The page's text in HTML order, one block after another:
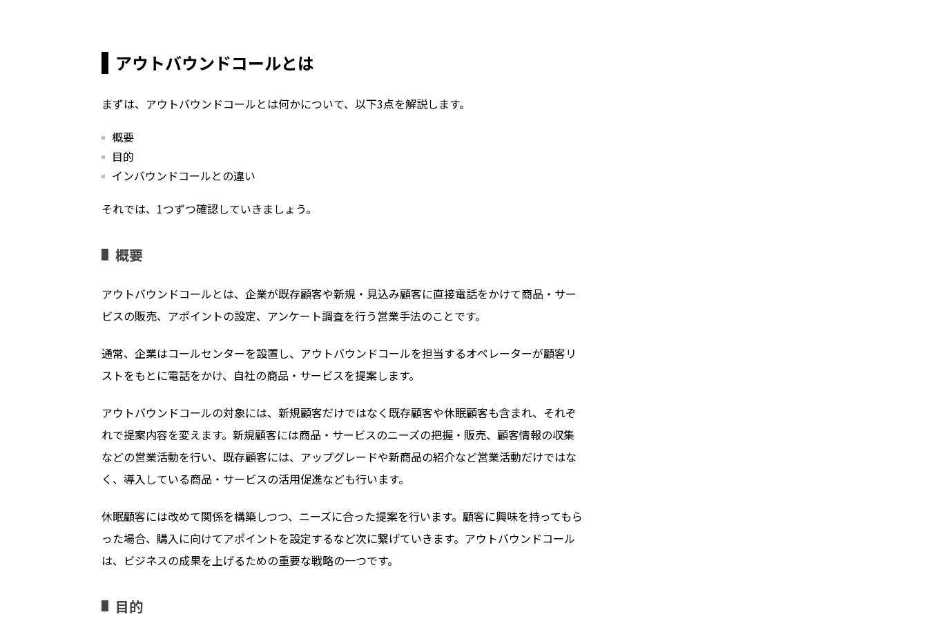
アウトバウンドコールとは
まずは、アウトバウンドコールとは何かについて、以下3点を解説します。
概要
目的
インバウンドコールとの違い
それでは、1つずつ確認していきましょう。
概要
アウトバウンドコールとは、企業が既存顧客や新規・見込み顧客に直接電話をかけて商品・サー
ビスの販売、アポイントの設定、アンケート調査を行う営業手法のことです。
通常、企業はコールセンターを設置し、アウトバウンドコールを担当するオペレーターが顧客リ
ストをもとに電話をかけ、自社の商品・サービスを提案します。
アウトバウンドコールの対象には、新規顧客だけではなく既存顧客や休眠顧客も含まれ、それぞ
れで提案内容を変えます。新規顧客には商品・サービスのニーズの把握・販売、顧客情報の収集
などの営業活動を行い、既存顧客には、アップグレードや新商品の紹介など営業活動だけではな
く、導入している商品・サービスの活用促進なども行います。
休眠顧客には改めて関係を構築しつつ、ニーズに合った提案を行います。顧客に興味を持ってもら
った場合、購入に向けてアポイントを設定するなど次に繋げていきます。アウトバウンドコール
は、ビジネスの成果を上げるための重要な戦略の一つです。
目的